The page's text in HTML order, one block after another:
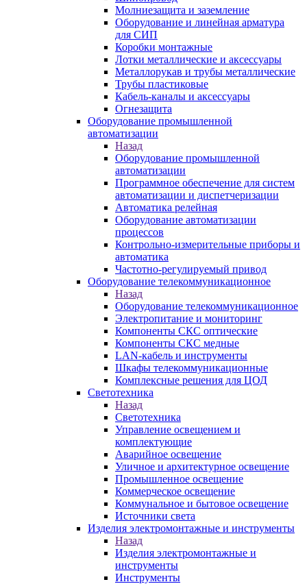
Молниезащита и заземление
Оборудование и линейная арматура
для СИП
Коробки монтажные
Лотки металлические и аксессуары
Металлорукав и трубы металлические
Трубы пластиковые
Кабель-каналы и аксессуары
Огнезащита
Оборудование промышленной
автоматизации
Назад
Оборудование промышленной
автоматизации
Программное обеспечение для систем
автоматизации и диспетчеризации
Автоматика релейная
Оборудование автоматизации
процессов
Контрольно-измерительные приборы и
автоматика
Частотно-регулируемый привод
Оборудование телекоммуникационное
Назад
Оборудование телекоммуникационное
Электропитание и мониторинг
Компоненты СКС оптические
Компоненты СКС медные
LAN-кабель и инструменты
Шкафы телекоммуникационные
Комплексные решения для ЦОД
Светотехника
Назад
Светотехника
Управление освещением и
комплектующие
Аварийное освещение
Уличное и архитектурное освещение
Промышленное освещение
Коммерческое освещение
Коммунальное и бытовое освещение
Источники света
Изделия электромонтажные и инструменты
Назад
Изделия электромонтажные и
инструменты
Инструменты